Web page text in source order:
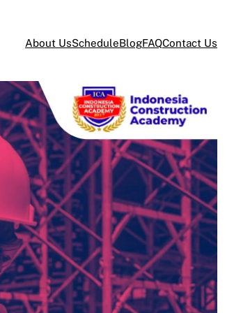
About UsScheduleBlogFAQContact Us